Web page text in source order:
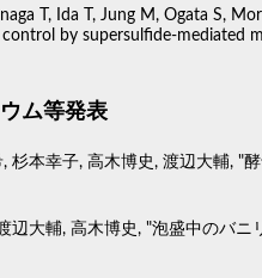
T, Ida T, Jung M, Ogata S,
control by supersulfide-
ム等発表
杉本幸子, 高木博史, 渡辺大輔, "
辺大輔, 高木博史, "泡盛中のバ